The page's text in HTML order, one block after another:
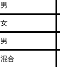
男
女
男
混合